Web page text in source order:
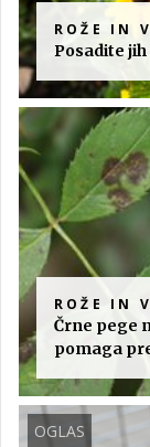
ROŽE IN
Posadite
ROŽE IN
Črne pege
pomaga
OGLAS